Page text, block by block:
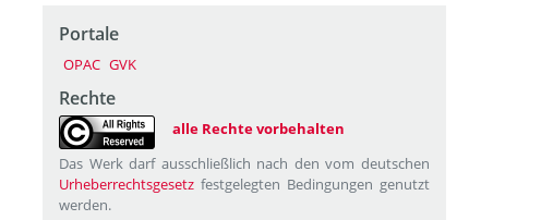
Portale
OPAC GVK
Rechte
alle Rechte vorbehalten
Das Werk darf ausschließlich nach den vom deutschen
Urheberrechtsgesetz festgelegten Bedingungen genutzt
werden.